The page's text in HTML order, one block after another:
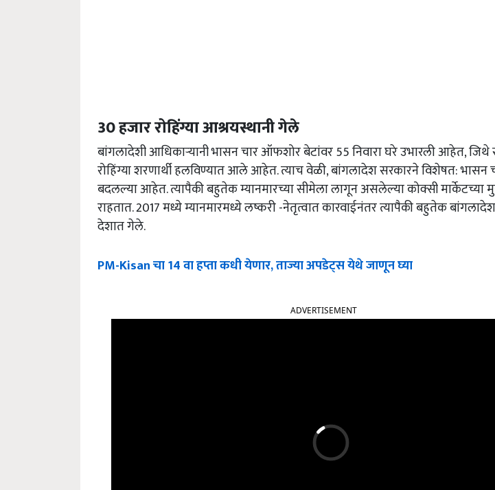
30 हजार रोहिंग्या आश्रयस्थानी गेले
बांगलादेशी आधिकाऱ्यानी भासन चार ऑफशोर बेटांवर 55 निवारा घरे उभारली आहेत,
रोहिंग्या शरणार्थी हलविण्यात आले आहेत. त्याच वेळी, बांगलादेश सरकारने विशेषत: भासन
बदलल्या आहेत. त्यापैकी बहुतेक म्यानमारच्या सीमेला लागून असलेल्या कोक्सी मार्केटच्या
राहतात. 2017 मध्ये म्यानमारमध्ये लष्करी -नेतृत्वात कारवाईनंतर त्यापैकी बहुतेक
देशात गेले.
PM-Kisan चा 14 वा हप्ता कधी येणार, ताज्या अपडेट्स येथे जाणून घ्या
ADVERTISEMENT